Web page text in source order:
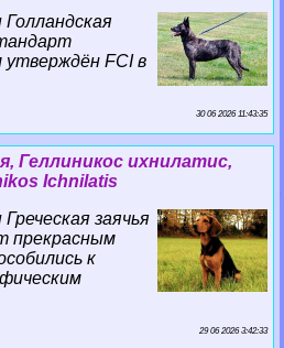
утверждён FCI в
30 06 2026 11:43:35
Геллиникос ихнилатис,
Ichnilatis
заячья
прекрасным
к
29 06 2026 3:42:33